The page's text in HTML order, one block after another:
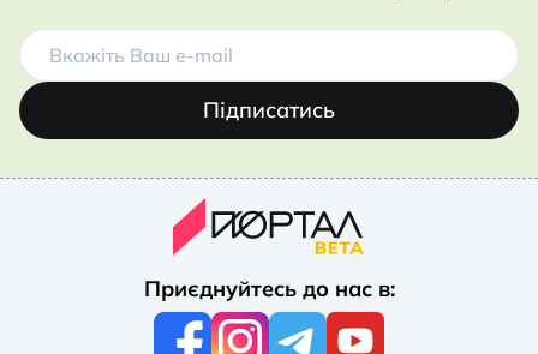
Підписатись
Приєднуйтесь до нас в: